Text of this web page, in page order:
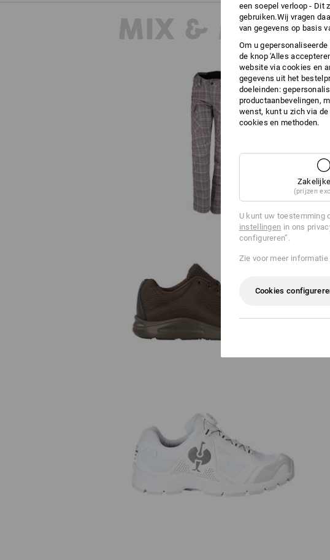
MIX & MATCH
e.s. Werkbroek pocket, dames
O2 Werkschoenen e.s. Minkar II
een soepel verloop - Dit
gebruiken.Wij vragen
van gegevens op basis
Om u
de knop 'Alles
website via cookies en
gegevens uit het
doeleinden:
productaanbevelingen,
wenst, kunt u zich via
cookies en methoden.
(prijzen
U kunt uw toestemming
instellingen in ons
configureren”.
Zie voor meer informatie
Cookies